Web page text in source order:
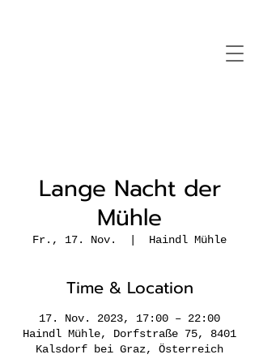
Lange Nacht der
Mühle
Fr., 17. Nov. Haindl Mühle
Time & Location
17. Nov. 2023, 17:00 – 22:00
Haindl Mühle, Dorfstraße 75, 8401
Kalsdorf bei Graz, Österreich